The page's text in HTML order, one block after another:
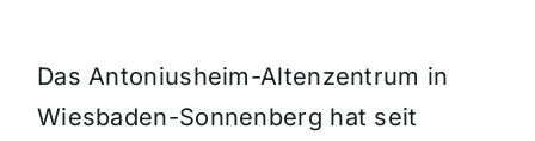
Das Antoniusheim-Altenzentrum in
Wiesbaden-Sonnenberg hat seit